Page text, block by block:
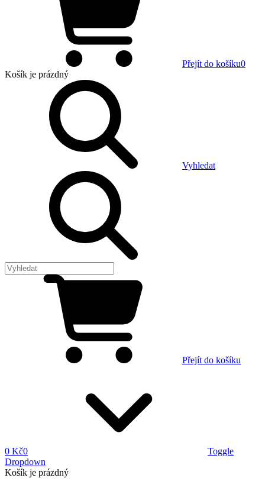
Přejít do košíku0
Košík je prázdný
Vyhledat
Přejít do košíku
0 Kč0
Toggle
Dropdown
Košík je prázdný